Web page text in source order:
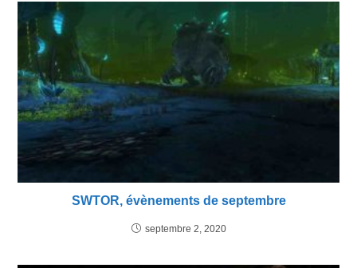
SWTOR, évènements de septembre
septembre 2, 2020